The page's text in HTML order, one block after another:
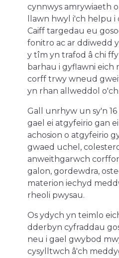
cynnwys amrywiaeth
llawn hwyl i'ch helpu
Caiff targedau eu
fonitro ac ar ddiwedd
y tîm yn trafod â chi
barhau i gyflawni eich
corff trwy wneud
yn rhan allweddol
Gall unrhyw un sy'n
gael ei atgyfeirio gan
achosion o atgyfeirio
gwaed uchel,
anweithgarwch
galon, gordewdra,
materion iechyd
rheoli pwysau.
Os ydych yn teimlo
dderbyn cyfraddau
neu i gael gwybod
cysylltwch â'ch